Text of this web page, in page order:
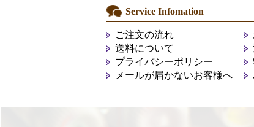
Service Infomation
ご注文の流れ
送料について
プライバシーポリシー
メールが届かないお客様へ